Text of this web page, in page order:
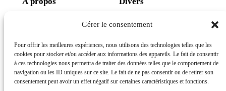
Gérer le consentement
Pour offrir les meilleures expériences, nous utilisons des technologies telles que les
cookies pour stocker et/ou accéder aux informations des appareils. Le fait de consentir
à ces technologies nous permettra de traiter des données telles que le comportement de
navigation ou les ID uniques sur ce site. Le fait de ne pas consentir ou de retirer son
consentement peut avoir un effet négatif sur certaines caractéristiques et fonctions.
Au Religadou Nissart
Conditions générales de vente
Mentions légales
Réseaux sociaux